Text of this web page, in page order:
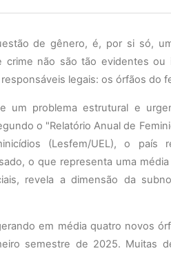
de gênero, é, por si só,
não são tão evidentes ou
legais: os órfãos do
um problema estrutural e
o "Relatório Anual de
(Lesfem/UEL), o país
o que representa uma
revela a dimensão da
em média quatro novos
semestre de 2025. Muitas